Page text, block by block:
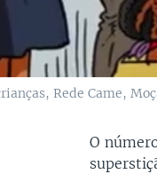
Rede Came,
O